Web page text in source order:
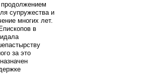
супружества и
многих лет.
в
за это